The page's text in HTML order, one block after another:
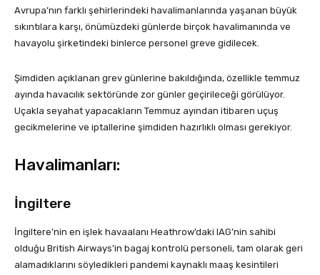
Avrupa’nın farklı şehirlerindeki havalimanlarında yaşanan büyük
sıkıntılara karşı, önümüzdeki günlerde birçok havalimanında ve
havayolu şirketindeki binlerce personel greve gidilecek.
Şimdiden açıklanan grev günlerine bakıldığında, özellikle temmuz
ayında havacılık sektöründe zor günler geçirileceği görülüyor.
Uçakla seyahat yapacakların Temmuz ayından itibaren uçuş
gecikmelerine ve iptallerine şimdiden hazırlıklı olması gerekiyor.
Havalimanları:
İngiltere
İngiltere’nin en işlek havaalanı Heathrow’daki IAG’nin sahibi
olduğu British Airways’in bagaj kontrolü personeli, tam olarak geri
alamadıklarını söyledikleri pandemi kaynaklı maaş kesintileri